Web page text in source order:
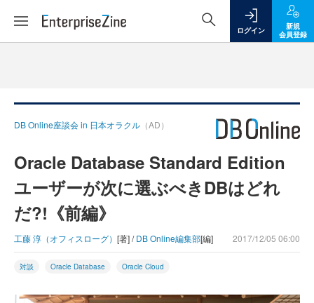
ログイン
新規
会員登録
DB Online座談会 in 日本オラクル （AD）
Oracle Database Standard Edition
ユーザーが次に選ぶべきDBはどれ
だ?!《前編》
工藤 淳（オフィスローグ） [著] /DB Online編集部[編] 2017/12/05 06:00
対談 Oracle Database Oracle Cloud